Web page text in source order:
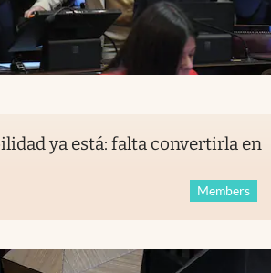
ya está: falta convertirla en
Members